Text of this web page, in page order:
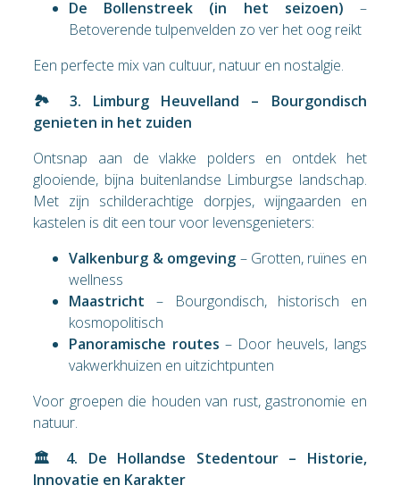
De Bollenstreek (in het seizoen) –
Betoverende tulpenvelden zo ver het oog reikt
Een perfecte mix van cultuur, natuur en nostalgie.
🏞️ 3. Limburg Heuvelland – Bourgondisch
genieten in het zuiden
Ontsnap aan de vlakke polders en ontdek het
glooiende, bijna buitenlandse Limburgse landschap.
Met zijn schilderachtige dorpjes, wijngaarden en
kastelen is dit een tour voor levensgenieters:
Valkenburg & omgeving – Grotten, ruïnes en
wellness
Maastricht – Bourgondisch, historisch en
kosmopolitisch
Panoramische routes – Door heuvels, langs
vakwerkhuizen en uitzichtpunten
Voor groepen die houden van rust, gastronomie en
natuur.
🏛️ 4. De Hollandse Stedentour – Historie,
Innovatie en Karakter